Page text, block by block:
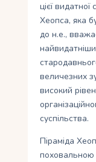
цієї
Хеопса, яка
до н.е.,
величезних
високий
суспільства.
Піраміда